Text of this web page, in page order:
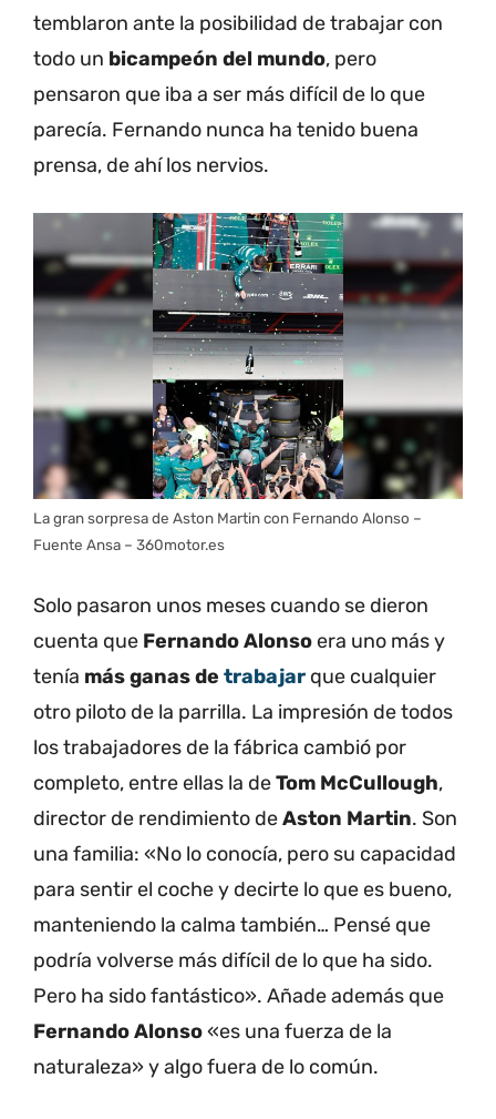
temblaron ante la posibilidad de trabajar con
todo un bicampeón del mundo, pero
pensaron que iba a ser más difícil de lo que
parecía. Fernando nunca ha tenido buena
prensa, de ahí los nervios.
La gran sorpresa de Aston Martin con Fernando Alonso –
Fuente Ansa – 360motor.es
Solo pasaron unos meses cuando se dieron
cuenta que Fernando Alonsoera uno más y
tenía más ganas de trabajar que cualquier
otro piloto de la parrilla. La impresión de todos
los trabajadores de la fábrica cambió por
completo, entre ellas la deTom McCullough,
director de rendimiento deAston Martin. Son
una familia: «No lo conocía, pero su capacidad
para sentir el coche y decirte lo que es bueno,
manteniendo la calma también… Pensé que
podría volverse más difícil de lo que ha sido.
Pero ha sido fantástico». Añade además que
Fernando Alonso«es una fuerza de la
naturaleza» y algo fuera de lo común.